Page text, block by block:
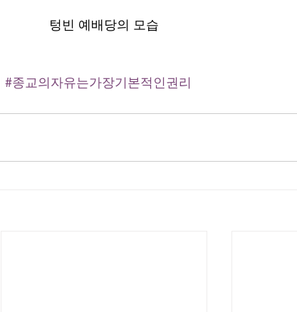
텅빈 예배당의 모습
#종교의자유는가장기본적인권리